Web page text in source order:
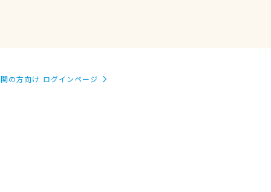
の方向け ログインページ